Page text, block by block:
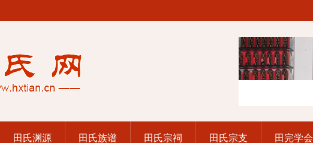
田氏渊源 田氏族谱 田氏宗祠 田氏宗支 田完学会